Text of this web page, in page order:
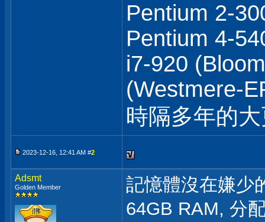
Pentium 2-
Pentium 4-
i7-920
(Westmere-
時隔多年的
2023-12-16, 12:41 AM #2
Adsmt
Golden Member
記憶體沒在嫌少
64GB RAM, 分